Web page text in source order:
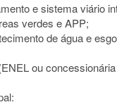
e sistema viário
verdes e APP;
de água e
ou